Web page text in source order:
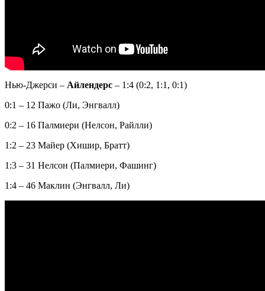
Нью-Джерси – Айлендерс – 1:4 (0:2, 1:1, 0:1)
0:1 – 12 Пажо (Ли, Энгвалл)
0:2 – 16 Палмиери (Нелсон, Райлли)
1:2 – 23 Майер (Хишир, Братт)
1:3 – 31 Нелсон (Палмиери, Фашинг)
1:4 – 46 Маклин (Энгвалл, Ли)